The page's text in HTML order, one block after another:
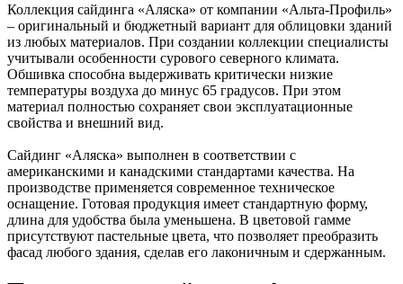
Коллекция сайдинга «Аляска» от компании «Альта-Профиль»
– оригинальный и бюджетный вариант для облицовки зданий
из любых материалов. При создании коллекции специалисты
учитывали особенности сурового северного климата.
Обшивка способна выдерживать критически низкие
температуры воздуха до минус 65 градусов. При этом
материал полностью сохраняет свои эксплуатационные
свойства и внешний вид.
Сайдинг «Аляска» выполнен в соответствии с
американскими и канадскими стандартами качества. На
производстве применяется современное техническое
оснащение. Готовая продукция имеет стандартную форму,
длина для удобства была уменьшена. В цветовой гамме
присутствуют пастельные цвета, что позволяет преобразить
фасад любого здания, сделав его лаконичным и сдержанным.